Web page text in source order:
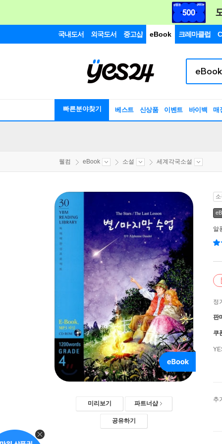
국내도서 외국도서 중고샵 eBook 크레마클럽
빠른분야찾기 베스트 신상품 이벤트 바이백 매
웰컴 eBook 소설 세계각국소설
미리보기 파트너샵
공유하기
알
정
판
쿠
추